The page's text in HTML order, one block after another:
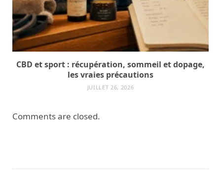
CBD et sport : récupération, sommeil et dopage,
les vraies précautions
JUILLET 26, 2026
Comments are closed.